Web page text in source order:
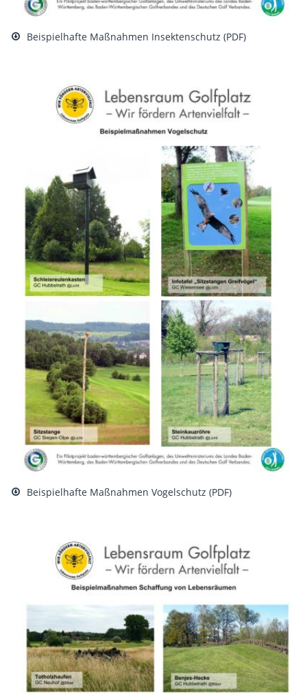
Beispielhafte Maßnahmen Insektenschutz (PDF)
Beispielhafte Maßnahmen Vogelschutz (PDF)